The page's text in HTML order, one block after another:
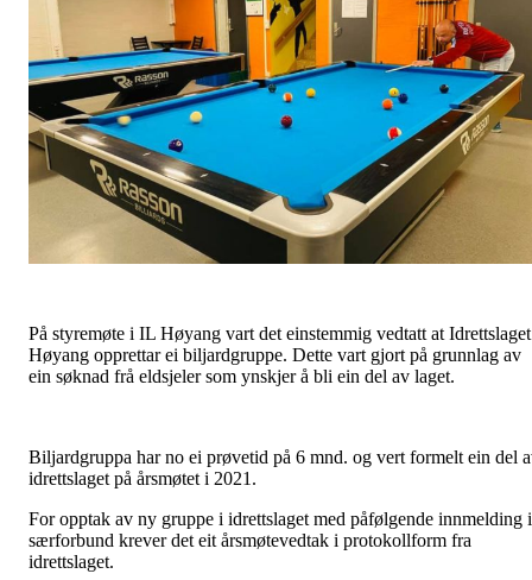
På styremøte i IL Høyang vart det einstemmig vedtatt at Idrettslaget
Høyang opprettar ei biljardgruppe. Dette vart gjort på grunnlag av
ein søknad frå eldsjeler som ynskjer å bli ein del av laget.
Biljardgruppa har no ei prøvetid på 6 mnd. og vert formelt ein del
idrettslaget på årsmøtet i 2021.
For opptak av ny gruppe i idrettslaget med påfølgende innmelding i
særforbund krever det eit årsmøtevedtak i protokollform fra
idrettslaget.